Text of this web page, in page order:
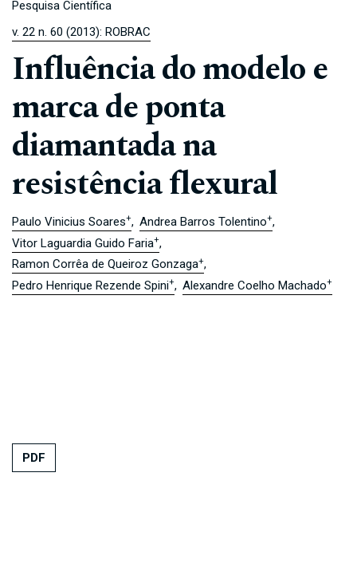
Pesquisa Científica
v. 22 n. 60 (2013): ROBRAC
Influência do modelo e
marca de ponta
diamantada na
resistência flexural
Paulo Vinicius Soares+ Andrea Barros Tolentino+
Vitor Laguardia Guido Faria+
Ramon Corrêa de Queiroz Gonzaga+
Pedro Henrique Rezende Spini+ Alexandre Coelho Machado+
PDF